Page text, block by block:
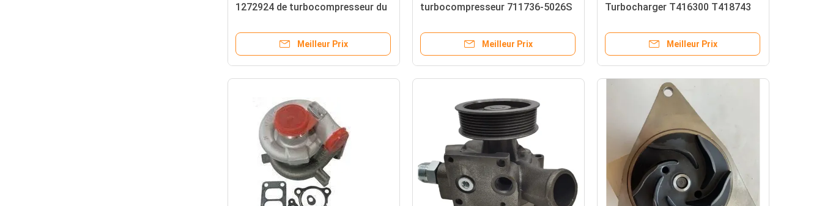
1272924 de turbocompresseur du
Meilleur Prix
turbocompresseur 711736-5026S
Meilleur Prix
Turbocharger T416300 T418743
Meilleur Prix